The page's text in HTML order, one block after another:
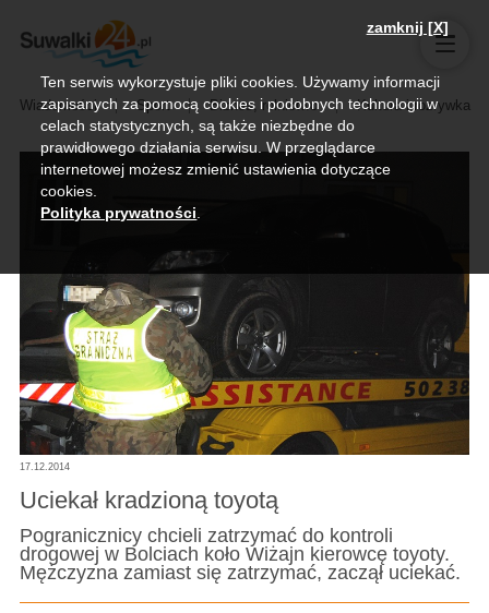
Wiadomości Sport Biznes, rolnictwo Kultura i rozrywka
17.12.2014
Uciekał kradzioną toyotą
Pogranicznicy chcieli zatrzymać do kontroli
drogowej w Bolciach koło Wiżajn kierowcę toyoty.
Mężczyzna zamiast się zatrzymać, zaczął uciekać.
zamknij [X]
Ten serwis wykorzystuje pliki cookies. Używamy informacji
zapisanych za pomocą cookies i podobnych technologii w
celach statystycznych, są także niezbędne do
prawidłowego działania serwisu. W przeglądarce
internetowej możesz zmienić ustawienia dotyczące
cookies.
Polityka prywatności